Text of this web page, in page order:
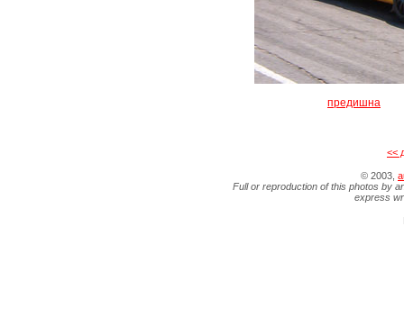
предишна
<<
© 2003,
Full or reproduction of this photos by
express